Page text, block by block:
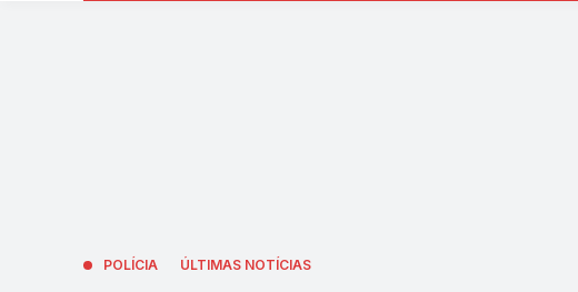
POLÍCIA ÚLTIMAS NOTÍCIAS